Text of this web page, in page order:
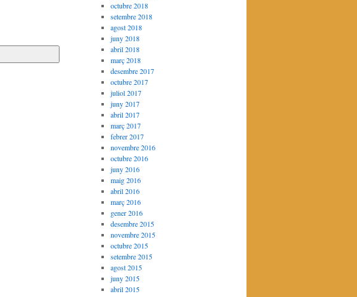
octubre 2018
setembre 2018
agost 2018
juny 2018
abril 2018
març 2018
desembre 2017
octubre 2017
juliol 2017
juny 2017
abril 2017
març 2017
febrer 2017
novembre 2016
octubre 2016
juny 2016
maig 2016
abril 2016
març 2016
gener 2016
desembre 2015
novembre 2015
octubre 2015
setembre 2015
agost 2015
juny 2015
abril 2015